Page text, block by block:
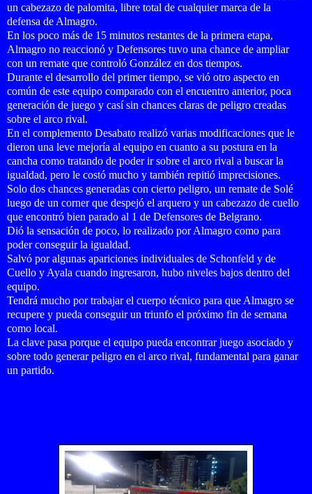
un cabezazo de palomita, libre total de cualquier marca de la
defensa de Almagro.
En los poco más de 15 minutos restantes de la primera etapa,
Almagro no reaccionó y Defensores tuvo una chance de ampliar
con un remate que controló González en dos tiempos.
Durante el desarrollo del primer tiempo, se vió otro aspecto en
común de este equipo comparado con el encuentro anterior, poca
generación de juego y casí sin chances claras de peligro creadas
sobre el arco rival.
En el complemento Desabato realizó varias modificaciones que le
dieron una leve mejoría al equipo en cuanto a su postura en la
cancha como tratando de poder ir sobre el arco rival a buscar la
igualdad, pero le costó mucho y también repitió imprecisiones.
Solo dos chances generadas con cierto peligro, un remate de Solé
luego de un corner que despejó el arquero y un cabezazo de cuello
que encontró bien parado al 1 de Defensores de Belgrano.
Dió la sensación de poco, lo realizado por Almagro como para
poder conseguir la igualdad.
Salvó por algunas apariciones individuales de Schonfeld y de
Cuello y Ayala cuando ingresaron, hubo niveles bajos dentro del
equipo.
Tendrá mucho por trabajar el cuerpo técnico para que Almagro se
recupere y pueda conseguir un triunfo el próximo fin de semana
como local.
La clave pasa porque el equipo pueda encontrar juego asociado y
sobre todo generar peligro en el arco rival, fundamental para ganar
un partido.